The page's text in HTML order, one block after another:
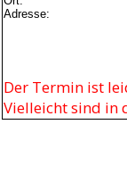
Adresse:
Der Termin ist
Vielleicht sind in